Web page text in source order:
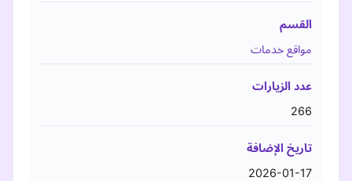
القسم
مواقع خدمات
عدد الزيارات
266
تاريخ الإضافة
2026-01-17